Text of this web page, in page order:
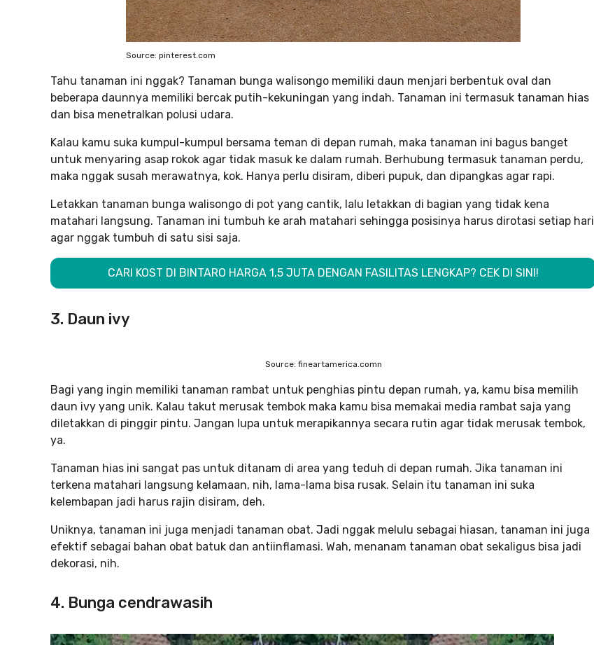
Source: pinterest.com
Tahu tanaman ini nggak? Tanaman bunga walisongo memiliki daun menjari berbentuk oval dan
beberapa daunnya memiliki bercak putih-kekuningan yang indah. Tanaman ini termasuk tanaman hias
dan bisa menetralkan polusi udara.
Kalau kamu suka kumpul-kumpul bersama teman di depan rumah, maka tanaman ini bagus banget
untuk menyaring asap rokok agar tidak masuk ke dalam rumah. Berhubung termasuk tanaman perdu,
maka nggak susah merawatnya, kok. Hanya perlu disiram, diberi pupuk, dan dipangkas agar rapi.
Letakkan tanaman bunga walisongo di pot yang cantik, lalu letakkan di bagian yang tidak kena
matahari langsung. Tanaman ini tumbuh ke arah matahari sehingga posisinya harus dirotasi setiap hari
agar nggak tumbuh di satu sisi saja.
CARI KOST DI BINTARO HARGA 1,5 JUTA DENGAN FASILITAS LENGKAP? CEK DI SINI!
3. Daun ivy
Source: fineartamerica.comn
Bagi yang ingin memiliki tanaman rambat untuk penghias pintu depan rumah, ya, kamu bisa memilih
daun ivy yang unik. Kalau takut merusak tembok maka kamu bisa memakai media rambat saja yang
diletakkan di pinggir pintu. Jangan lupa untuk merapikannya secara rutin agar tidak merusak tembok,
ya.
Tanaman hias ini sangat pas untuk ditanam di area yang teduh di depan rumah. Jika tanaman ini
terkena matahari langsung kelamaan, nih, lama-lama bisa rusak. Selain itu tanaman ini suka
kelembapan jadi harus rajin disiram, deh.
Uniknya, tanaman ini juga menjadi tanaman obat. Jadi nggak melulu sebagai hiasan, tanaman ini juga
efektif sebagai bahan obat batuk dan antiinflamasi. Wah, menanam tanaman obat sekaligus bisa jadi
dekorasi, nih.
4. Bunga cendrawasih